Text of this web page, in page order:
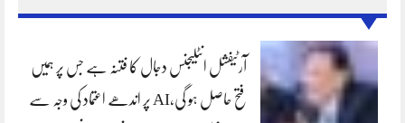
آرٹیفشل انٹلیجنس دجال کا فتنہ ہے جس پر ہمیں
فتح حاصل ہو گی،AI پر اندھے اعتماد کی وجہ سے